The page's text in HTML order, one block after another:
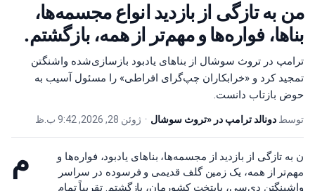
من به تازگی از بازدید انواع مجسمه‌ها،
بناها، فواره‌ها و مهم‌تر از همه، بازگشتم.
ترامپ در تروث سوشال از بناهای یادبود بازسازی‌شده واشنگتن
تمجید کرد و «خرابکاران چپ‌گرای افراطی» را مسئول آسیب به
حوض بازتاب دانست.
توسط دونالد ترامپ در «تروث سوشال • ژوئن 28, 2026, 9:42 ب.ظ
م
ن به تازگی از بازدید از مجسمه‌ها، بناهای یادبود، فواره‌ها و
مهم‌تر از همه، یک زمین گلف قدیمی و فرسوده در سراسر
واشینگتن دی‌سی، پایتخت کشورمان، بازگشتم. تقریباً تمام